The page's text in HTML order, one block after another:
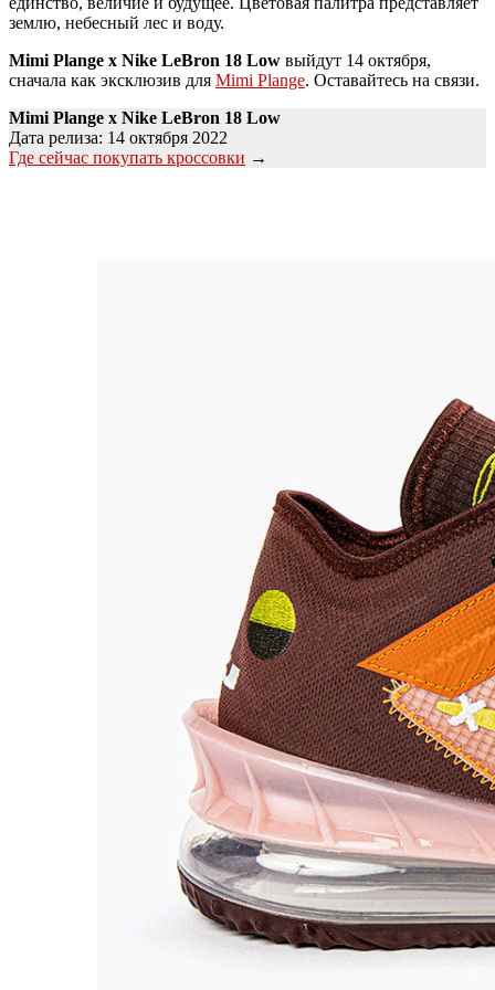
землю, небесный лес и воду.
Mimi Plange x Nike LeBron 18 Low выйдут 14 октября,
сначала как эксклюзив для Mimi Plange. Оставайтесь на связи.
Mimi Plange x Nike LeBron 18 Low
Дата релиза: 14 октября 2022
Где сейчас покупать кроссовки →